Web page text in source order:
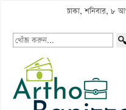
ঢাকা, শনিবার, ৮